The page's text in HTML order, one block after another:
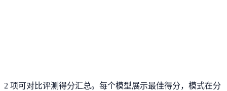
2 项可对比评测得分汇总。每个模型展示最佳得分，模式在分